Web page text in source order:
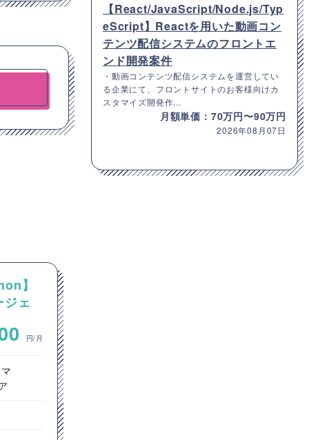
】
ェ
円/月
【React/JavaScript/Node.js/Typ
eScript】Reactを用いた動画コン
テンツ配信システムのフロントエ
ンド開発案件
・動画コンテンツ配信システムを運営してい
る企業にて、フロントサイトのお客様向けカ
スタマイズ開発作...
月額単価：70万円〜90万円
2026年08月07日